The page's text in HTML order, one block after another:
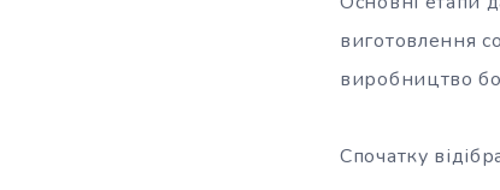
виготовлення
виробництво
Спочатку